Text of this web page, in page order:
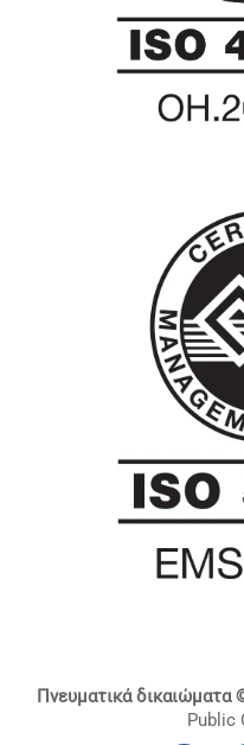
Πνευματικά δικαιώματα
Public